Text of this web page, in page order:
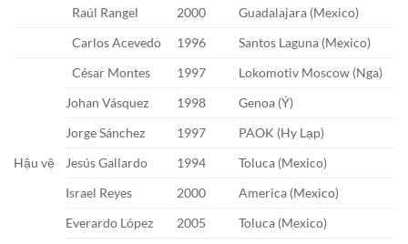
Raúl Rangel 2000
Guadalajara (Mexico)
Carlos Acevedo
1996 Santos Laguna (Mexico)
Hậu vệ
César Montes 1997
Lokomotiv Moscow (Nga)
Johan Vásquez
1998
Genoa (Ý)
Jorge Sánchez
1997
PAOK (Hy Lạp)
Jesús Gallardo
1994
Toluca (Mexico)
Israel Reyes
2000
America (Mexico)
Everardo López
2005
Toluca (Mexico)